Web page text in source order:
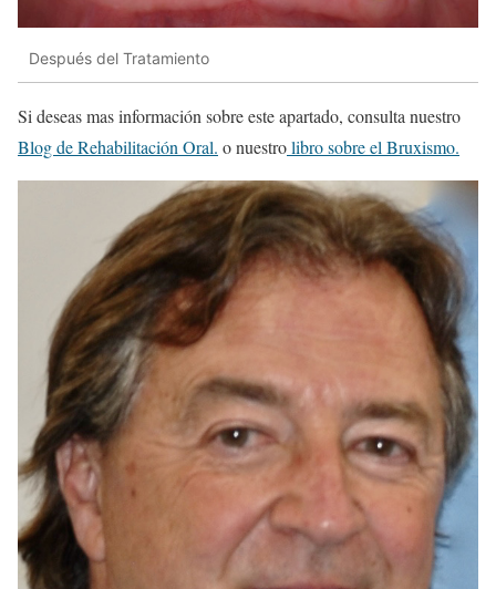
Después del Tratamiento
Si deseas mas información sobre este apartado, consulta nuestro
Blog de Rehabilitación Oral. o nuestrolibro sobre el Bruxismo.